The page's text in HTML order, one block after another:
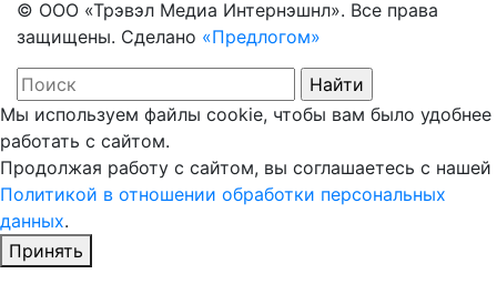
© ООО «Трэвэл Медиа Интернэшнл». Все права
защищены. Сделано «Предлогом»
Мы используем файлы cookie, чтобы вам было удобнее
работать с сайтом.
Продолжая работу с сайтом, вы соглашаетесь с нашей
Политикой в отношении обработки персональных
данных.
Принять